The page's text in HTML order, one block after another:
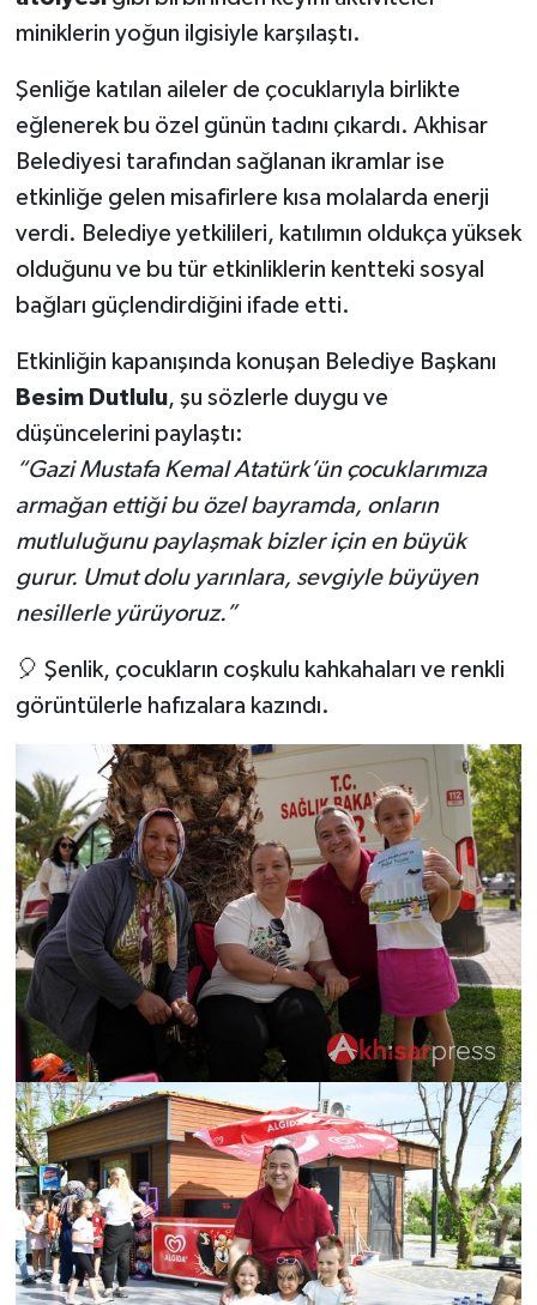
miniklerin yoğun ilgisiyle karşılaştı.
Şenliğe katılan aileler de çocuklarıyla birlikte
eğlenerek bu özel günün tadını çıkardı. Akhisar
Belediyesi tarafından sağlanan ikramlar ise
etkinliğe gelen misafirlere kısa molalarda enerji
verdi. Belediye yetkilileri, katılımın oldukça yüksek
olduğunu ve bu tür etkinliklerin kentteki sosyal
bağları güçlendirdiğini ifade etti.
Etkinliğin kapanışında konuşan Belediye Başkanı
Besim Dutlulu, şu sözlerle duygu ve
düşüncelerini paylaştı:
“Gazi Mustafa Kemal Atatürk’ün çocuklarımıza
armağan ettiği bu özel bayramda, onların
mutluluğunu paylaşmak bizler için en büyük
gurur. Umut dolu yarınlara, sevgiyle büyüyen
nesillerle yürüyoruz.”
🎈 Şenlik, çocukların coşkulu kahkahaları ve renkli
görüntülerle hafızalara kazındı.